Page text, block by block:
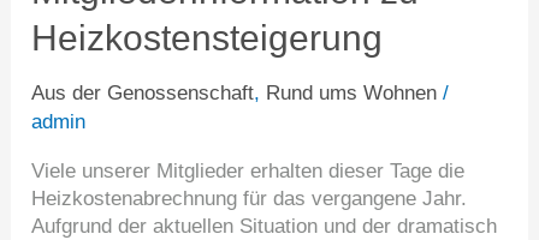
Heizkostensteigerung
Aus der Genossenschaft, Rund ums Wohnen /
admin
Viele unserer Mitglieder erhalten dieser Tage die
Heizkostenabrechnung für das vergangene Jahr.
Aufgrund der aktuellen Situation und der dramatisch